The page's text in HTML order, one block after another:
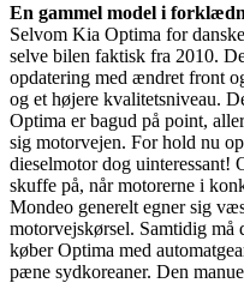
En gammel model i
Selvom Kia Optima for
selve bilen faktisk fra 2010.
opdatering med ændret front
og et højere kvalitetsniveau.
Optima er bagud på point,
sig motorvejen. For hold nu
dieselmotor dog uinteressant!
skuffe på, når motorerne i
Mondeo generelt egner sig
motorvejskørsel. Samtidig må
køber Optima med
pæne sydkoreaner. Den